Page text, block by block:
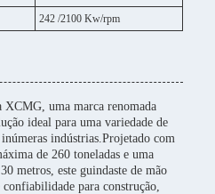
242 /2100 Kw/rpm
uma marca renomada
ideal para uma variedade de
indústrias.Projetado com
de 260 toneladas e uma
metros, este guindaste de mão
para construção,